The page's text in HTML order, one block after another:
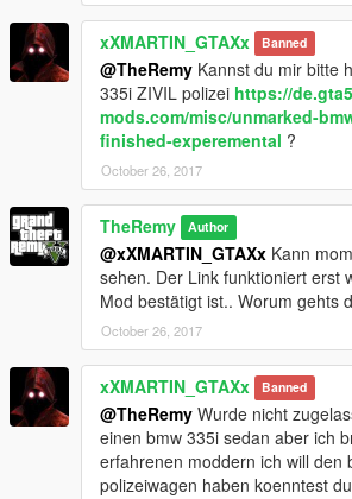
"https://de.gta5-mods.com/paintjobs/
tacovan"
- Deutsches Taxi - Mercedes Benz C63
"https://de.gta5-mods.com/vehicles/
benz-c63-amg-theremy-carloxfranco-
- Deutsche Verkehrsschilder
"https://de.gta5-mods.com/misc/
- Mein "Deutsche Radiosender Projekt"
"https://de.gta5-mods.com/misc/mein-
- Deutsche Müllabfuhr ALBA, Mercedes
"https://de.gta5-mods.com/paintjobs/
alba-trashmaster-mercedes-benz-actros-
- Reale deutsche Tankstellen
"https://de.gta5-mods.com/misc/reale-
real-petrol-stations"
xXMARTIN_GTAXx Banned
@TheRemy Kannst du mir bitte
335i ZIVIL polizei https://
mods.com/misc/unmarked-
finished-experemental ?
October 26, 2017
TheRemy Author
@xXMARTIN_GTAXx Kann
sehen. Der Link funktioniert erst
Mod bestätigt ist.. Worum gehts
October 26, 2017
xXMARTIN_GTAXx Banned
@TheRemy Wurde nicht
einen bmw 335i sedan aber ich
erfahrenen moddern ich will den
polizeiwagen haben koenntest